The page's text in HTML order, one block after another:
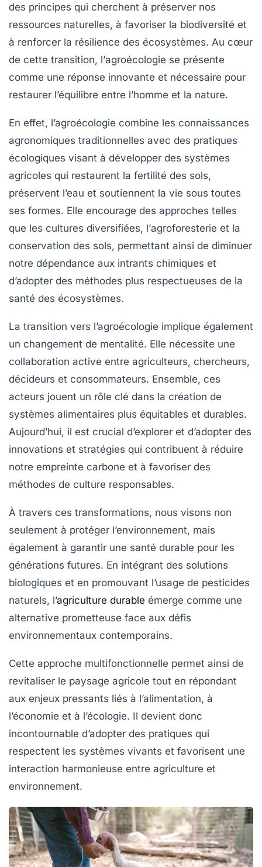
des principes qui cherchent à préserver nos
ressources naturelles, à favoriser la biodiversité et
à renforcer la résilience des écosystèmes. Au cœur
de cette transition, l’agroécologie se présente
comme une réponse innovante et nécessaire pour
restaurer l’équilibre entre l’homme et la nature.
En effet, l’agroécologie combine les connaissances
agronomiques traditionnelles avec des pratiques
écologiques visant à développer des systèmes
agricoles qui restaurent la fertilité des sols,
préservent l’eau et soutiennent la vie sous toutes
ses formes. Elle encourage des approches telles
que les cultures diversifiées, l’agroforesterie et la
conservation des sols, permettant ainsi de diminuer
notre dépendance aux intrants chimiques et
d’adopter des méthodes plus respectueuses de la
santé des écosystèmes.
La transition vers l’agroécologie implique également
un changement de mentalité. Elle nécessite une
collaboration active entre agriculteurs, chercheurs,
décideurs et consommateurs. Ensemble, ces
acteurs jouent un rôle clé dans la création de
systèmes alimentaires plus équitables et durables.
Aujourd’hui, il est crucial d’explorer et d’adopter des
innovations et stratégies qui contribuent à réduire
notre empreinte carbone et à favoriser des
méthodes de culture responsables.
À travers ces transformations, nous visons non
seulement à protéger l’environnement, mais
également à garantir une santé durable pour les
générations futures. En intégrant des solutions
biologiques et en promouvant l’usage de pesticides
naturels, l’agriculture durable émerge comme une
alternative prometteuse face aux défis
environnementaux contemporains.
Cette approche multifonctionnelle permet ainsi de
revitaliser le paysage agricole tout en répondant
aux enjeux pressants liés à l’alimentation, à
l’économie et à l’écologie. Il devient donc
incontournable d’adopter des pratiques qui
respectent les systèmes vivants et favorisent une
interaction harmonieuse entre agriculture et
environnement.